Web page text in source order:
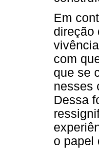
Em
direção
com
que se
nesses
Dessa
o papel